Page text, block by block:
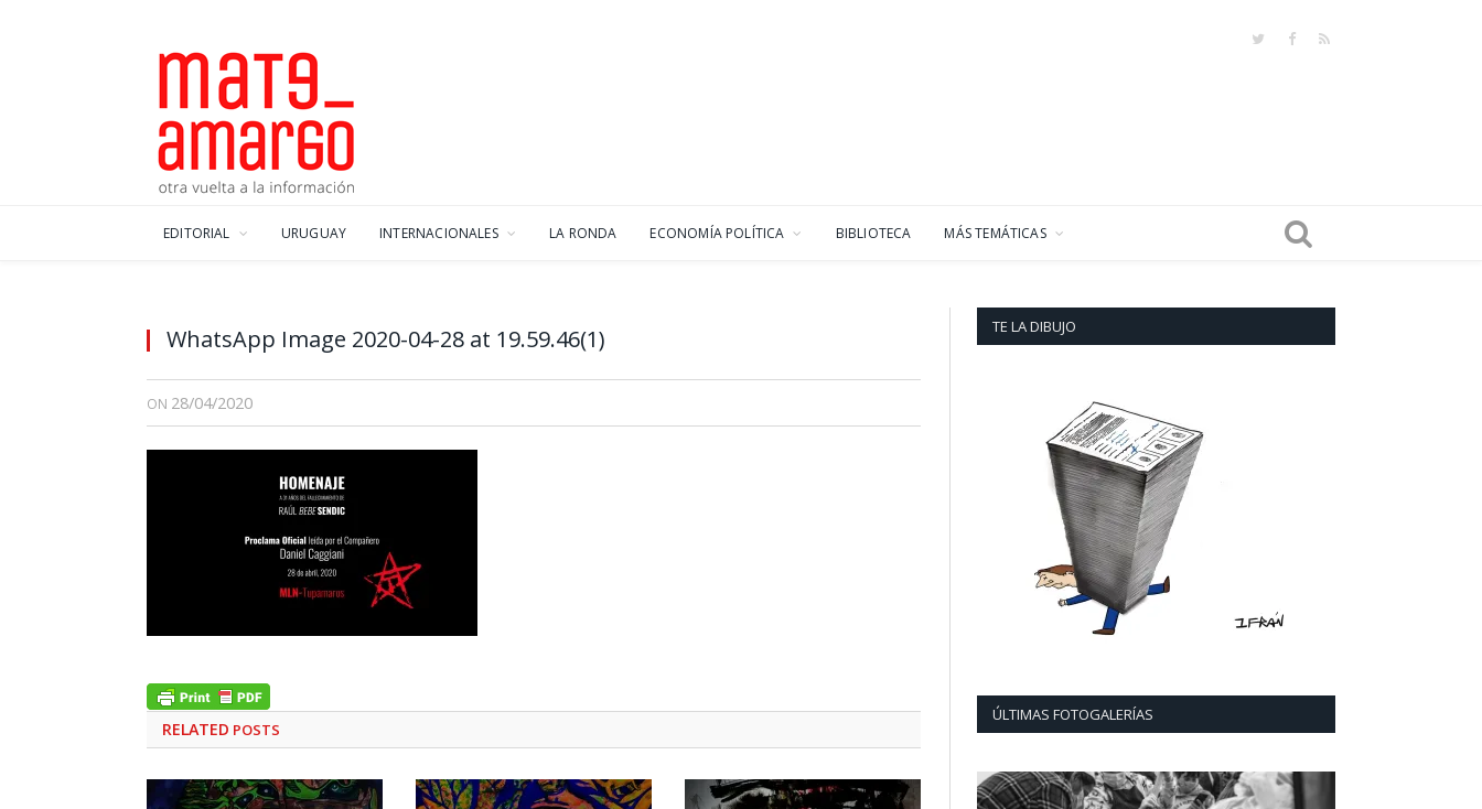
TwitterFacebook
RSS
EDITORIAL URUGUAY INTERNACIONALES LA RONDA ECONOMÍA POLÍTICA BIBLIOTECA MÁS TEMÁTICAS
WhatsApp Image 2020-04-28 at 19.59.46(1)
ON 28/04/2020
RELATED POSTS
TE LA DIBUJO
ÚLTIMAS FOTOGALERÍAS